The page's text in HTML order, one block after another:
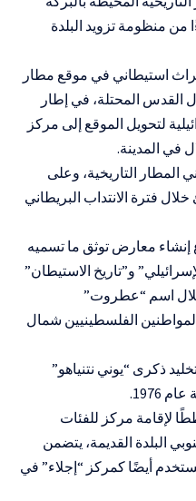
من منظومة تزويد البلدة
استيطاني في موقع مطار
القدس المحتلة، في إطار
لتحويل الموقع إلى مركز
في المدينة.
المطار التاريخية، وعلى
فترة الانتداب البريطاني
معارض توثق ما تسميه
و”تاريخ الاستيطان”
اسم “عطروت”
الفلسطينيين شمال
ذكرى “يوني نتنياهو”
1976.
لإقامة مركز للفئات
البلدة القديمة، يتضمن
أيضًا كمركز “إجلاء” في